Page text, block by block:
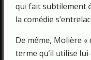
qui fait subtilement
la comédie
De même, Molière
terme qu’il utilise